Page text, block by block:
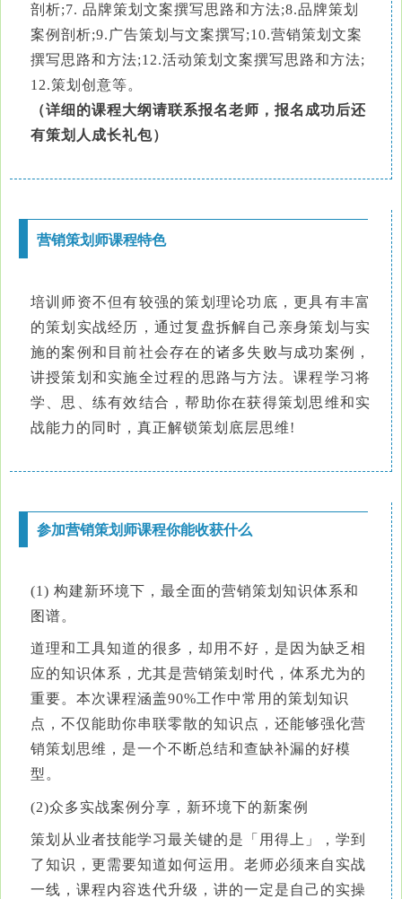
剖析;7. 品牌策划文案撰写思路和方法;8.品牌策划
案例剖析;9.广告策划与文案撰写;10.营销策划文案
撰写思路和方法;12.活动策划文案撰写思路和方法;
12.策划创意等。
（详细的课程大纲请联系报名老师， 报名成功后还
有策划人成长礼包）
营销策划师课程特色
培训师资不但有较强的策划理论功底，更具有丰富
的策划实战经历，通过复盘拆解自己亲身策划与实
施的案例和目前社会存在的诸多失败与成功案例，
讲授策划和实施全过程的思路与方法。课程学习将
学、思、练有效结合，帮助你在获得策划思维和实
战能力的同时，真正解锁策划底层思维!
参加营销策划师课程你能收获什么
(1) 构建新环境下，最全面的营销策划知识体系和
图谱。
道理和工具知道的很多，却用不好，是因为缺乏相
应的知识体系，尤其是营销策划时代，体系尤为的
重要。本次课程涵盖90%工作中常用的策划知识
点，不仅能助你串联零散的知识点，还能够强化营
销策划思维，是一个不断总结和查缺补漏的好模
型。
(2)众多实战案例分享，新环境下的新案例
策划从业者技能学习最关键的是「用得上」，学到
了知识，更需要知道如何运用。老师必须来自实战
一线，课程内容迭代升级，讲的一定是自己的实操